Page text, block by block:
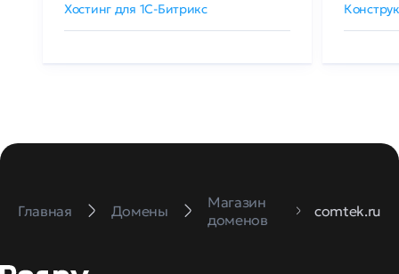
Хостинг для 1C-Битрикс
Главная Домены
Магазин
доменов
comtek.ru